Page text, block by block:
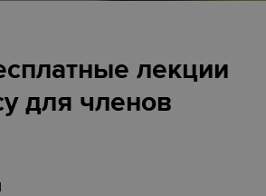
лекции
для членов